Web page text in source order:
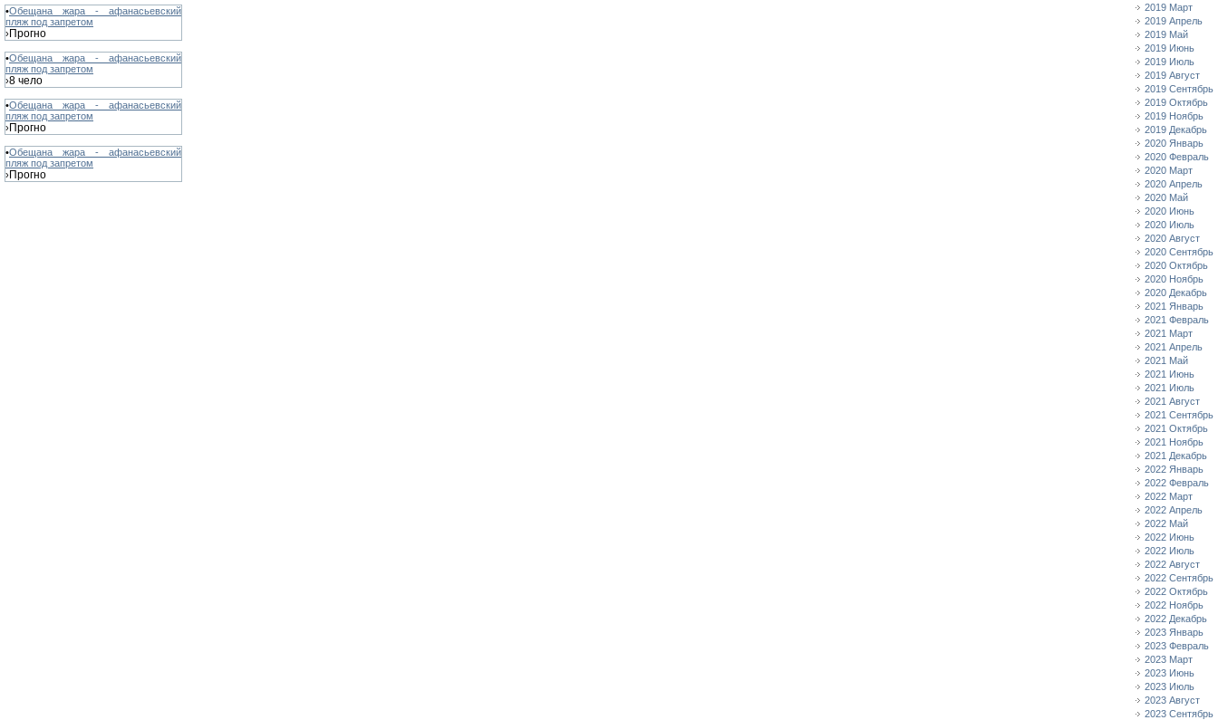
•Обещана жара - афанасьевский
пляж под запретом
›Прогно
•Обещана жара - афанасьевский
пляж под запретом
›8 чело
•Обещана жара - афанасьевский
пляж под запретом
›Прогно
•Обещана жара - афанасьевский
пляж под запретом
›Прогно
2019 Март
2019 Апрель
2019 Май
2019 Июнь
2019 Июль
2019 Август
2019 Сентябрь
2019 Октябрь
2019 Ноябрь
2019 Декабрь
2020 Январь
2020 Февраль
2020 Март
2020 Апрель
2020 Май
2020 Июнь
2020 Июль
2020 Август
2020 Сентябрь
2020 Октябрь
2020 Ноябрь
2020 Декабрь
2021 Январь
2021 Февраль
2021 Март
2021 Апрель
2021 Май
2021 Июнь
2021 Июль
2021 Август
2021 Сентябрь
2021 Октябрь
2021 Ноябрь
2021 Декабрь
2022 Январь
2022 Февраль
2022 Март
2022 Апрель
2022 Май
2022 Июнь
2022 Июль
2022 Август
2022 Сентябрь
2022 Октябрь
2022 Ноябрь
2022 Декабрь
2023 Январь
2023 Февраль
2023 Март
2023 Июнь
2023 Июль
2023 Август
2023 Сентябрь